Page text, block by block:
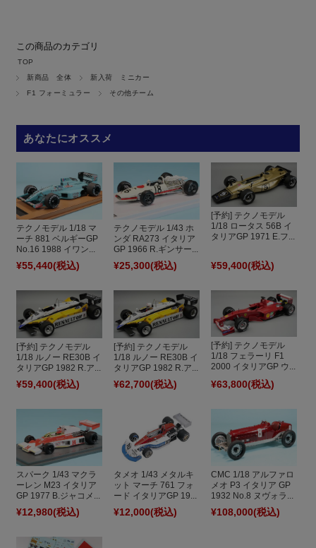
この商品のカテゴリ
TOP
新商品 全体
新入荷 ミニカー
F1 フォーミュラー
その他チーム
あなたにオススメ
テクノモデル 1/18 マ
ーチ 881 ベルギーGP
No.16 1988 イワン...
¥55,440(税込)
テクノモデル 1/43 ホ
ンダ RA273 イタリア
GP 1966 R.ギンサー...
¥25,300(税込)
[予約] テクノモデル
1/18 ロータス 56B イ
タリアGP 1971 E.フ...
¥59,400(税込)
[予約] テクノモデル
1/18 ルノー RE30B イ
タリアGP 1982 R.ア...
¥59,400(税込)
[予約] テクノモデル
1/18 ルノー RE30B イ
タリアGP 1982 R.ア...
¥62,700(税込)
[予約] テクノモデル
1/18 フェラーリ F1
2000 イタリアGP ウ...
¥63,800(税込)
スパーク 1/43 マクラ
ーレン M23 イタリア
GP 1977 B.ジャコメ...
¥12,980(税込)
タメオ 1/43 メタルキ
ット マーチ 761 フォ
ード イタリアGP 19...
¥12,000(税込)
CMC 1/18 アルファロ
メオ P3 イタリア GP
1932 No.8 ヌヴォラ...
¥108,000(税込)